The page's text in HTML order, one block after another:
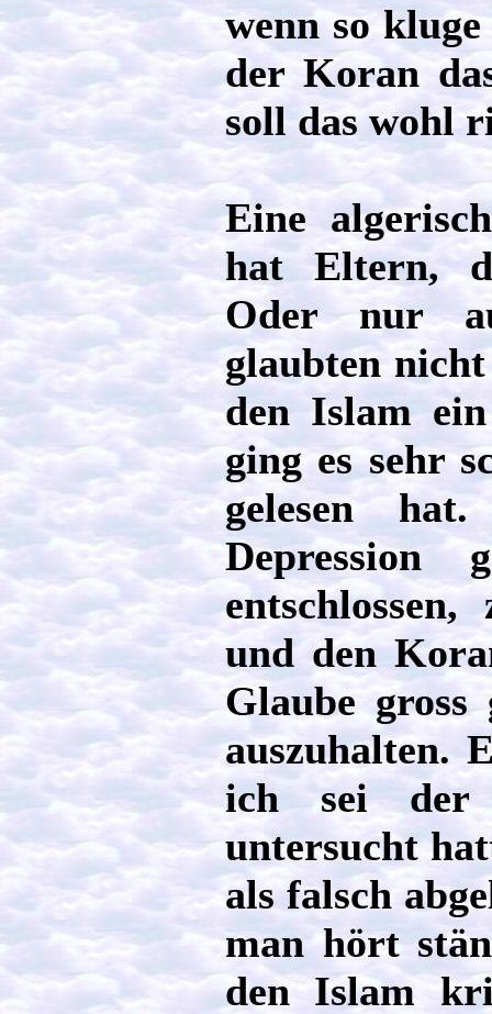
wenn so
der Koran
soll das wohl
Eine
hat Eltern,
Oder nur
glaubten
den Islam
ging es sehr
gelesen
und den
Glaube
auszuhalten.
ich sei der
untersucht
als falsch
man hört
den Islam